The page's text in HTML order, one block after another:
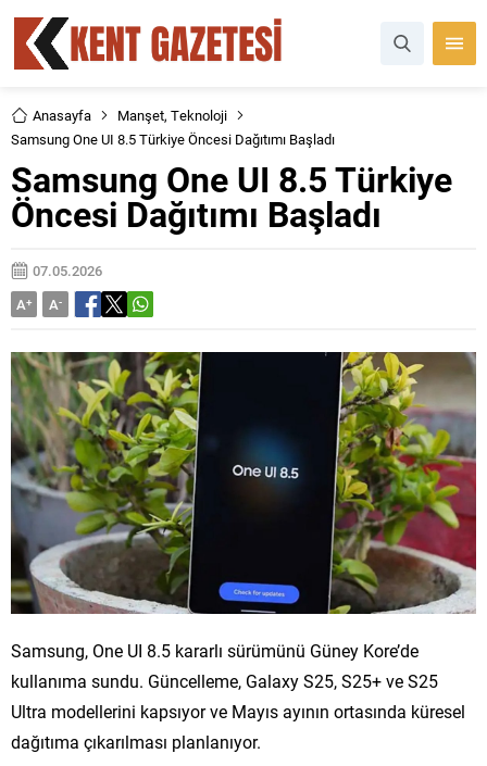
Anasayfa Manşet, Teknoloji
Samsung One UI 8.5 Türkiye Öncesi Dağıtımı Başladı
Samsung One UI 8.5 Türkiye
Öncesi Dağıtımı Başladı
07.05.2026
A+ A-
Samsung, One UI 8.5 kararlı sürümünü Güney Kore’de
kullanıma sundu. Güncelleme, Galaxy S25, S25+ ve S25
Ultra modellerini kapsıyor ve Mayıs ayının ortasında küresel
dağıtıma çıkarılması planlanıyor.